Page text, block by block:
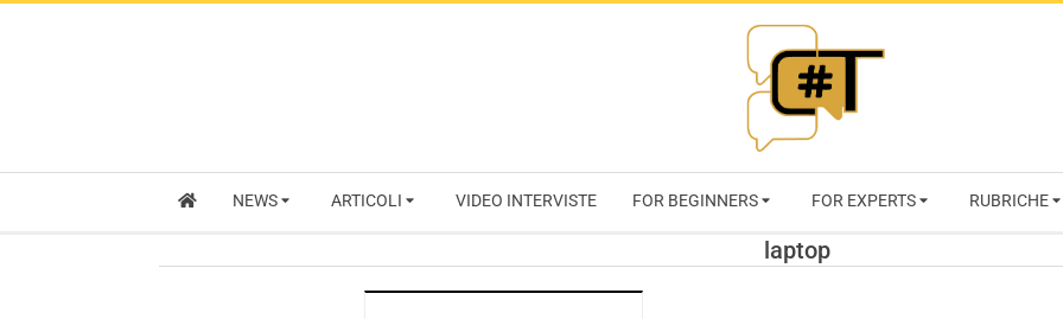
RIVISTA
NEWS ARTICOLI VIDEO INTERVISTE FOR BEGINNERS FOR EXPERTS RUBRICHE
laptop